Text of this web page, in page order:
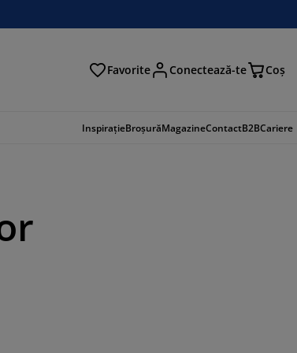
Favorite Conectează-te Coş
InspirațieBroșurăMagazineContactB2BCariere